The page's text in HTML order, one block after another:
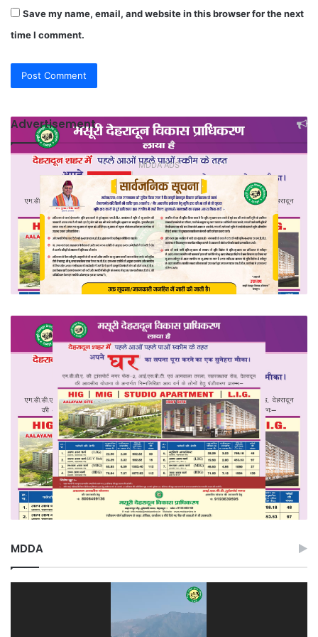
Save my name, email, and website in this browser for the next
time I comment.
Advertisement
MDDA ADS
MDDA